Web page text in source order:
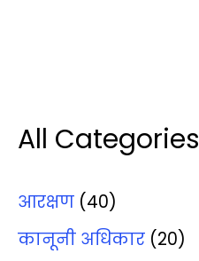
All Categories
आरक्षण (40)
कानूनी अधिकार (20)